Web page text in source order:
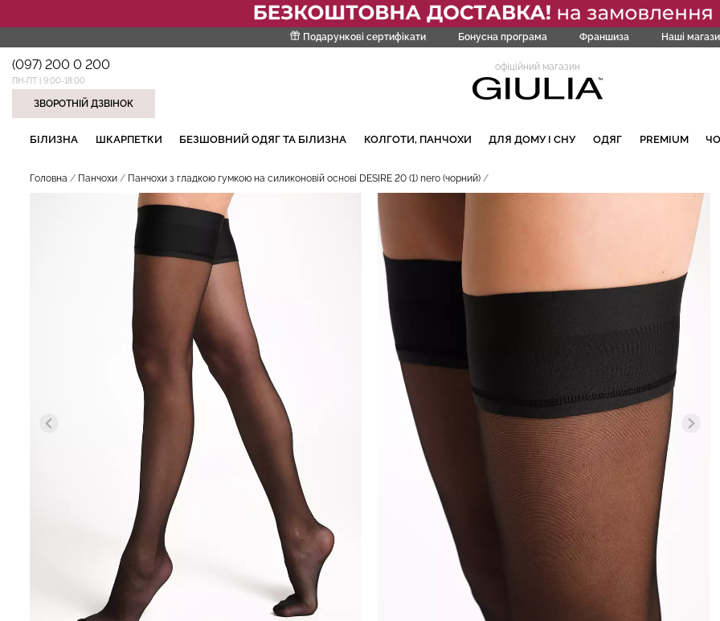
Подарункові сертифікати Бонусна програма Франшиза Наші
(097) 200 0 200
ПН-ПТ | 9:00-18:00
ЗВОРОТНІЙ ДЗВІНОК
офіційний магазин
БІЛИЗНА ШКАРПЕТКИ БЕЗШОВНИЙ ОДЯГ ТА БІЛИЗНА КОЛГОТИ, ПАНЧОХИ ДЛЯ ДОМУ І СНУ ОДЯГ PREMIUM
Головна Панчохи Панчохи з гладкою гумкою на силиконовій основі DESIRE 20 (1) nero (чорний)
НАШІ ТРЕНДОВІ ТОВАРИ
Безшовні легінси з
мікрофібри LEGGINGS 02
(чорний) Giulia
789 грн.
Безшовні легінси LEGGINGS
(чорний) Giulia
482 грн.
Велосипедки з високою
талією TRACKS 01 (чорний)
549 грн.
Безшовні
легкою
Giulia
369 грн.